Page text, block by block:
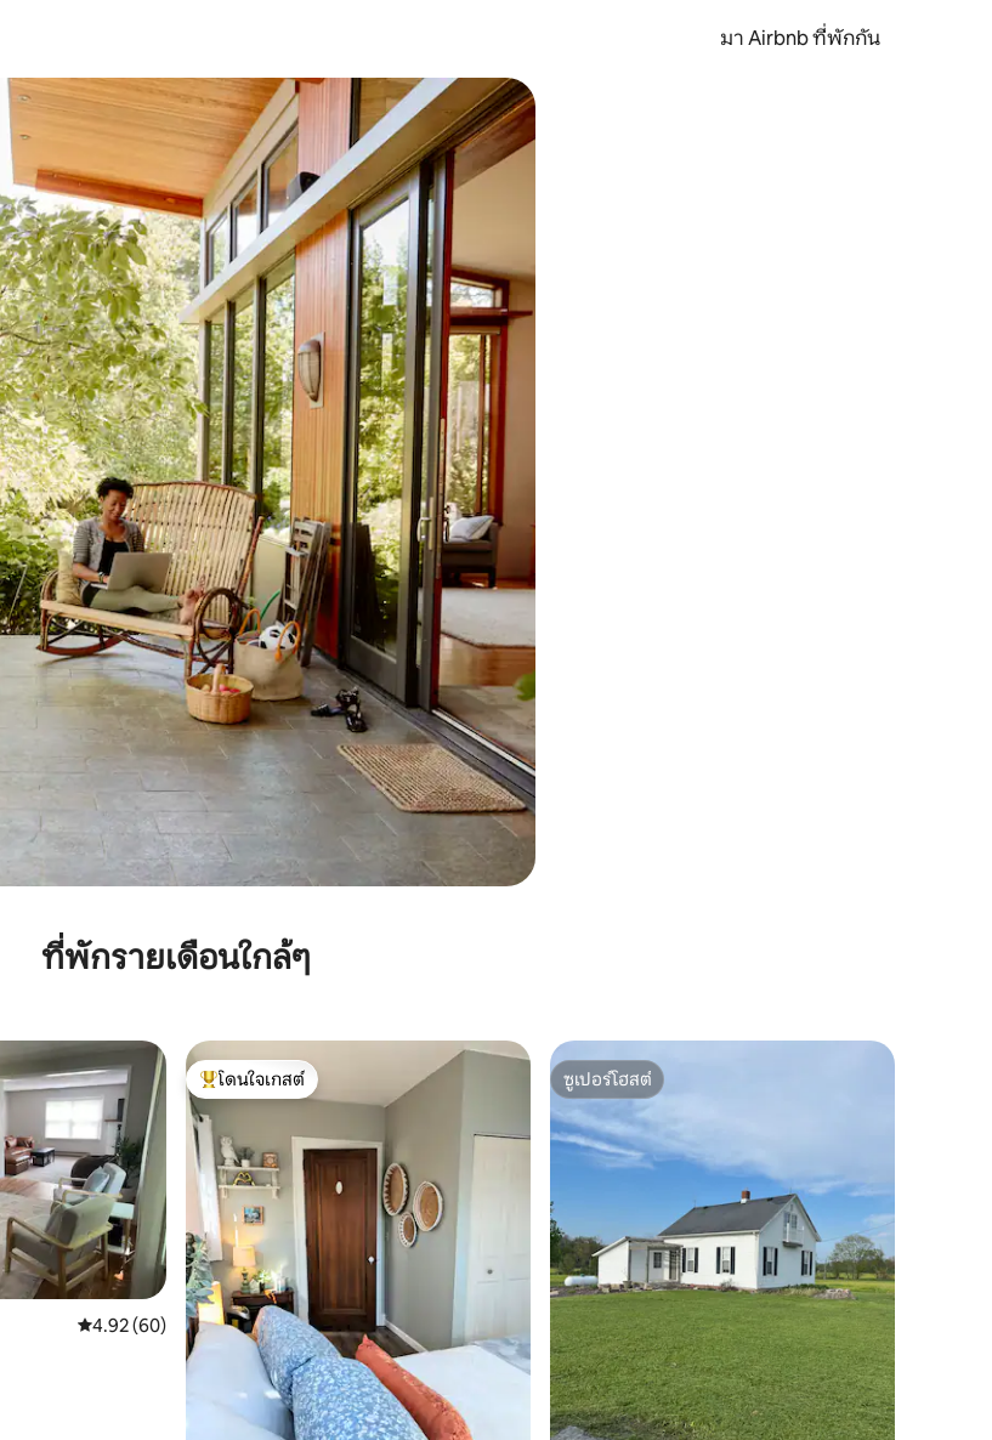
มา Airbnb ที่พักกัน
ที่พักรายเดือนใกล้ๆ
คะแนนเฉลี่ย 4.92 จาก 5, 60 รีวิว
4.92 (60)
โดนใจเกสต์ที่สุด
โดนใจเกสต์
ซูเปอร์โฮสต์
ซูเปอร์โฮสต์